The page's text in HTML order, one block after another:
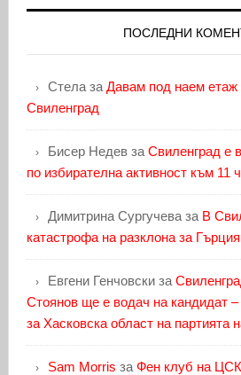
ПОСЛЕДНИ
Стелаза Давам под наем етаж
Свиленград
Бисер Недевза Свиленград е
по избирателна активност към 11
Димитрина Сургучеваза В
катастрофа на разклона за Гърция
Евгени Генчовскиза
Стоянов ще е водач на кандидат –
за Хасковска област на партията
Sam Morris за Фен клуб на